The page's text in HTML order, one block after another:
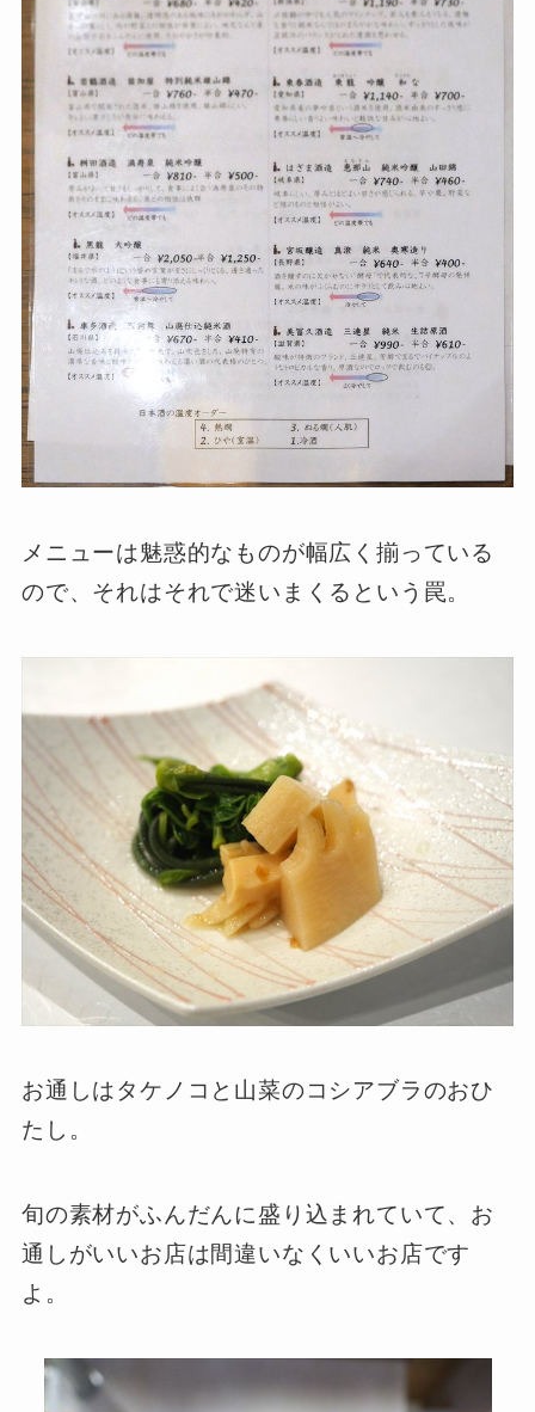
メニューは魅惑的なものが幅広く揃っている
ので、それはそれで迷いまくるという罠。
お通しはタケノコと山菜のコシアブラのおひ
たし。
旬の素材がふんだんに盛り込まれていて、お
通しがいいお店は間違いなくいいお店です
よ。